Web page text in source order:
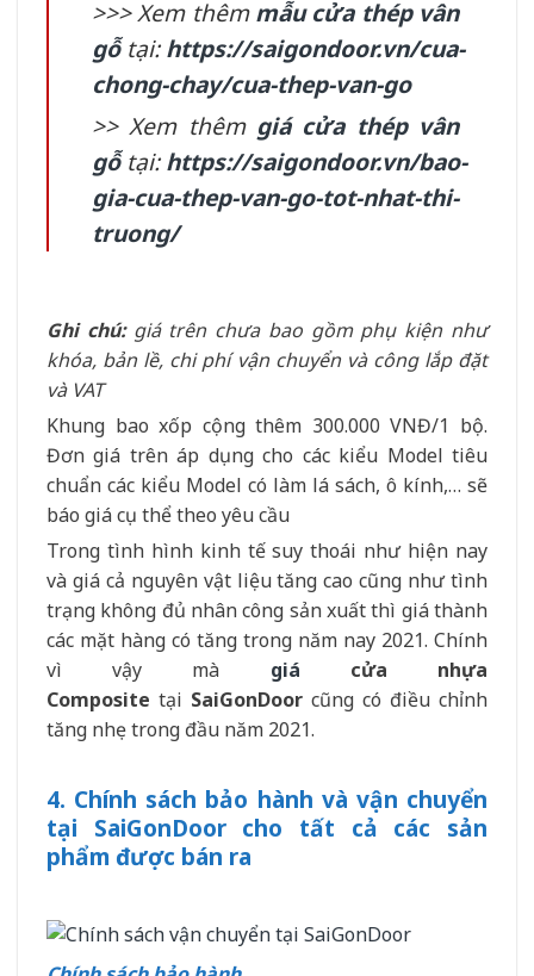
>>> Xem thêmmẫu cửa thép vân
gỗtại:https://saigondoor.vn/cua-
chong-chay/cua-thep-van-go
>> Xem thêm giá cửa thép vân
gỗtại:https://saigondoor.vn/bao-
gia-cua-thep-van-go-tot-nhat-thi-
truong/
Ghi chú:giá trên chưa bao gồm phụ kiện như
khóa, bản lề, chi phí vận chuyển và công lắp đặt
và VAT
Khung bao xốp cộng thêm 300.000 VNĐ/1 bộ.
Đơn giá trên áp dụng cho các kiểu Model tiêu
chuẩn các kiểu Model có làm lá sách, ô kính,… sẽ
báo giá cụ thể theo yêu cầu
Trong tình hình kinh tế suy thoái như hiện nay
và giá cả nguyên vật liệu tăng cao cũng như tình
trạng không đủ nhân công sản xuất thì giá thành
các mặt hàng có tăng trong năm nay 2021. Chính
vì vậy mà giá cửa nhựa
Composite tại SaiGonDoor cũng có điều chỉnh
tăng nhẹ trong đầu năm 2021.
4. Chính sách bảo hành và vận chuyển
tại SaiGonDoor cho tất cả các sản
phẩm được bán ra